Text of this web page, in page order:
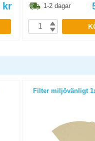
kr 1-2 dagar
Filter miljövänligt